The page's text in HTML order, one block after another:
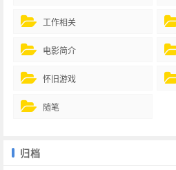
工作相关
电影简介
怀旧游戏
随笔
归档